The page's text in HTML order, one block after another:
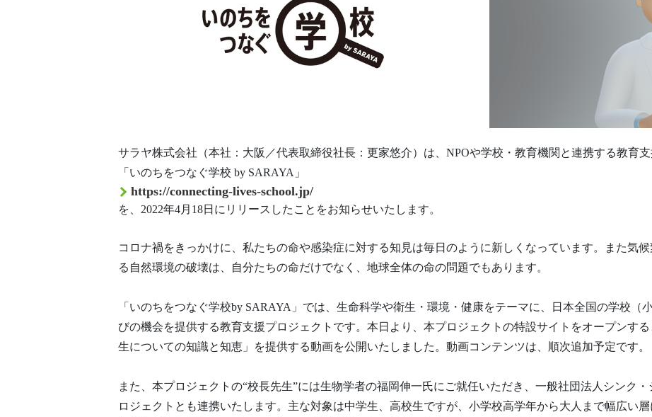
サラヤ株式会社（本社：大阪／代表取締役社長：更家悠介）は、NPOや学校・教育機関と連携する教育支
「いのちをつなぐ学校 by SARAYA」
https://connecting-lives-school.jp/
を、2022年4月18日にリリースしたことをお知らせいたします。
コロナ禍をきっかけに、私たちの命や感染症に対する知見は毎日のように新しくなっています。また気
る自然環境の破壊は、自分たちの命だけでなく、地球全体の命の問題でもあります。
「いのちをつなぐ学校by SARAYA」では、生命科学や衛生・環境・健康をテーマに、日本全国の学校（
びの機会を提供する教育支援プロジェクトです。本日より、本プロジェクトの特設サイトをオープンす
生についての知識と知恵」を提供する動画を公開いたしました。動画コンテンツは、順次追加予定です。
また、本プロジェクトの“校長先生”には生物学者の福岡伸一氏にご就任いただき、一般社団法人シンク・
ロジェクトとも連携いたします。主な対象は中学生、高校生ですが、小学校高学年から大人まで幅広い